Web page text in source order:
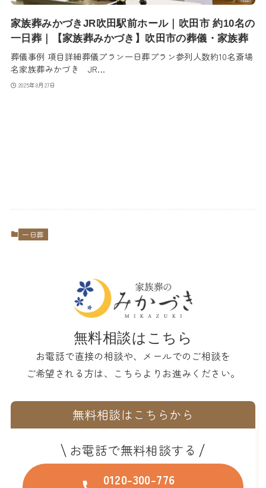
家族葬みかづきJR吹田駅前ホール｜吹田市 約10名の
一日葬｜【家族葬みかづき】吹田市の葬儀・家族葬
葬儀事例 項目詳細葬儀プラン一日葬プラン参列人数約10名斎場
名家族葬みかづき JR...
2025年8月27日
一日葬
無料相談はこちら
お電話で直接の相談や、メールでのご相談を
ご希望される方は、こちらよりお進みください。
無料相談はこちらから
お電話で無料相談する
0120-300-776